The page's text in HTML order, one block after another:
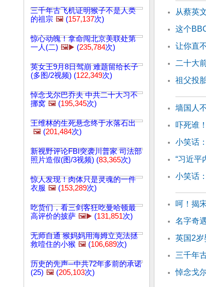
三千年古飞机证明猴子不是人类
的祖宗 🖼️ (157,137次)
惊心动魄！拿命闯北京美联处第
一人(二) 🖼️▶️ (235,784次)
英女王9月8日驾崩 难题留给长子
(多图/2视频) (122,349次)
悼念戈尔巴乔夫 中共二十大习不
挪窝 🖼️ (195,345次)
王维林的生死悬念终于水落石出
🖼️ (201,484次)
新视野评论FBI突袭川普家 司法部
照片造假(图/3视频) (83,365次)
惊人发现！肉体只是灵魂的一件
衣服 🖼️ (153,289次)
吃货们，看三剑客狂吃曼哈顿最
高评价的披萨 🖼️▶️ (131,851次)
无师自通 猴妈妈用海姆立克法拯
救噎住的小猴 🖼️ (106,689次)
历史的先声─中共72年多前的承诺
(25) 🖼️ (205,103次)
从蔡英
这个
让你直
二十大
祖父投
墙国人
吓死谁
小笑话
“习近平
小笑话
呵！揭
名字奇
英国2岁
三千年
悼念戈